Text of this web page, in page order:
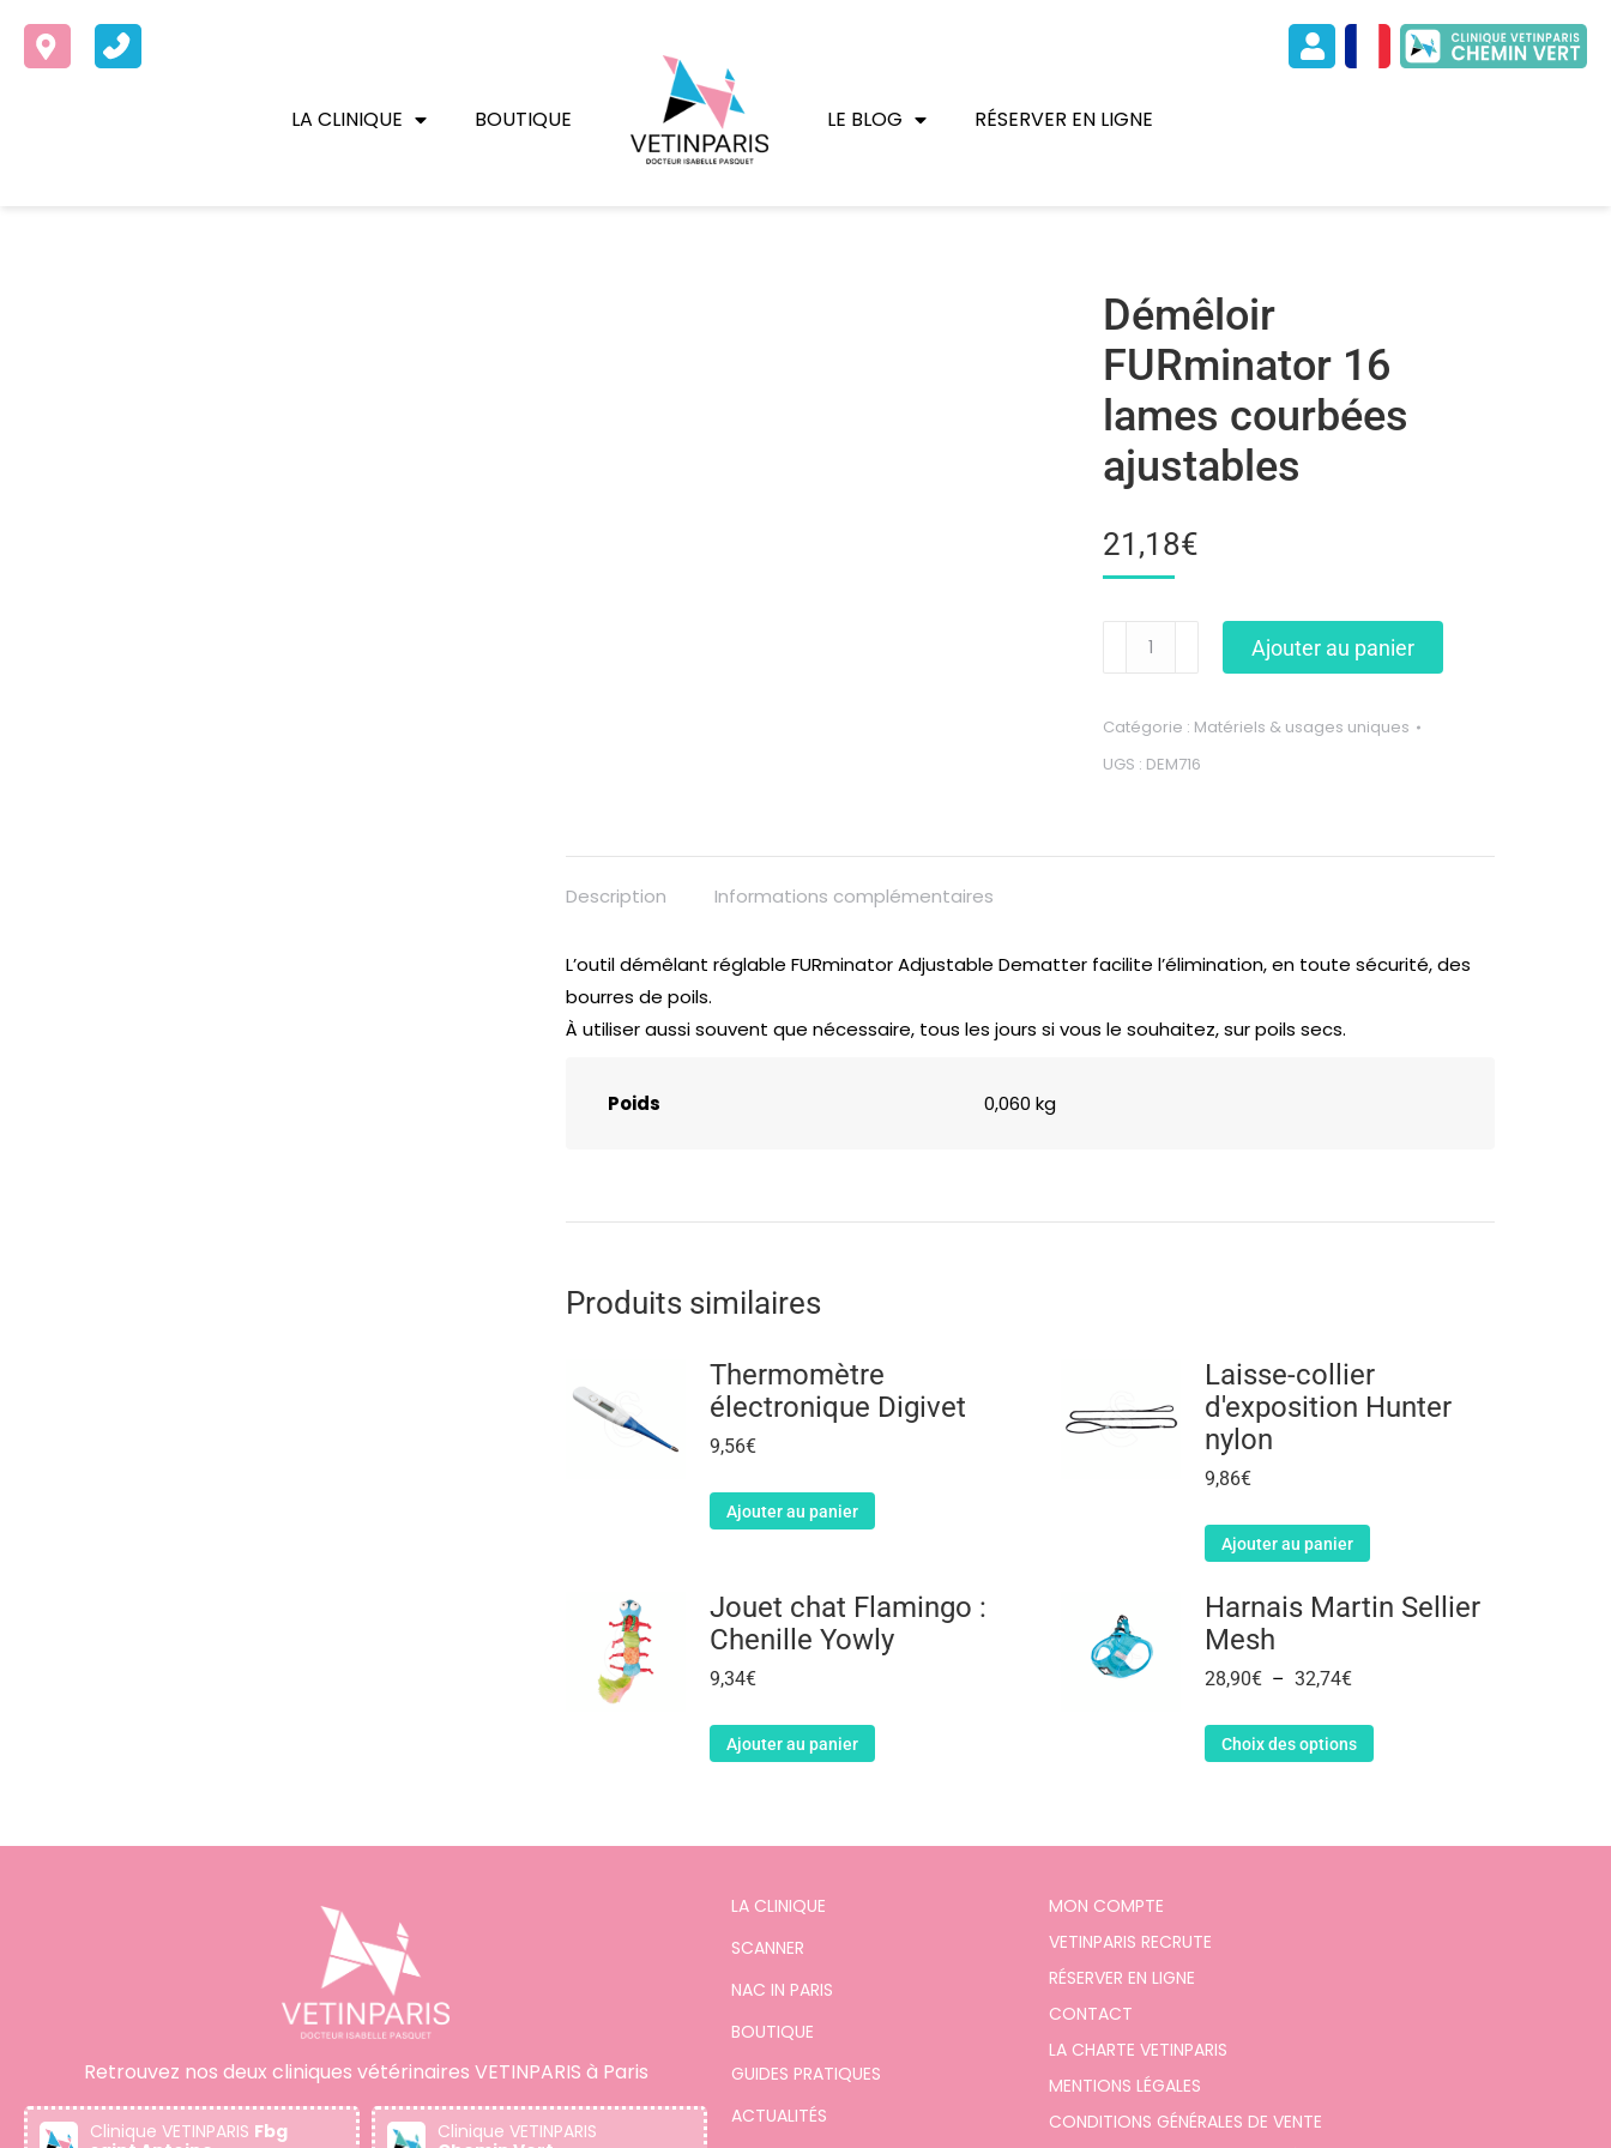
LA CLINIQUE BOUTIQUE LE BLOG RÉSERVER EN LIGNE
Démêloir
FURminator 16
lames courbées
ajustables
21,18€
Ajouter au panier
Catégorie : Matériels & usages uniques
UGS : DEM716
Description Informations complémentaires
L’outil démêlant réglable FURminator Adjustable Dematter facilite l’élimination, en toute sécurité, des
bourres de poils.
À utiliser aussi souvent que nécessaire, tous les jours si vous le souhaitez, sur poils secs.
Poids 0,060 kg
Produits similaires
Thermomètre
électronique Digivet
9,56€
Ajouter au panier
Laisse-collier
d'exposition Hunter
nylon
9,86€
Ajouter au panier
Jouet chat Flamingo :
Chenille Yowly
9,34€
Ajouter au panier
Harnais Martin Sellier
Mesh
28,90€ – 32,74€
Choix des options
Retrouvez nos deux cliniques vétérinaires VETINPARIS à Paris
Clinique VETINPARIS Fbg
Clinique VETINPARIS
LA CLINIQUE
SCANNER
NAC IN PARIS
BOUTIQUE
GUIDES PRATIQUES
ACTUALITÉS
MON COMPTE
VETINPARIS RECRUTE
RÉSERVER EN LIGNE
CONTACT
LA CHARTE VETINPARIS
MENTIONS LÉGALES
CONDITIONS GÉNÉRALES DE VENTE